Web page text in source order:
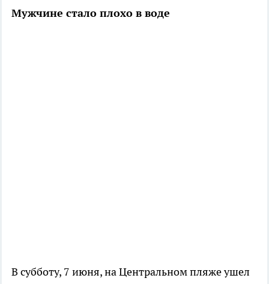
Мужчине стало плохо в воде
В субботу, 7 июня, на Центральном пляже ушел